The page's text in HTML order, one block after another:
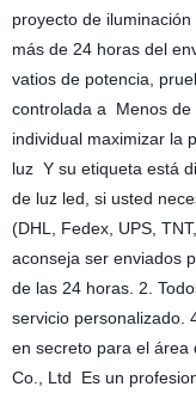
proyecto de
más de 24 horas del
vatios de potencia,
controlada a Menos de
individual maximizar la
luz Y su etiqueta está
de luz led, si usted
(DHL, Fedex, UPS,
aconseja ser enviados
de las 24 horas. 2.
servicio personalizado.
en secreto para el área
Co., Ltd Es un